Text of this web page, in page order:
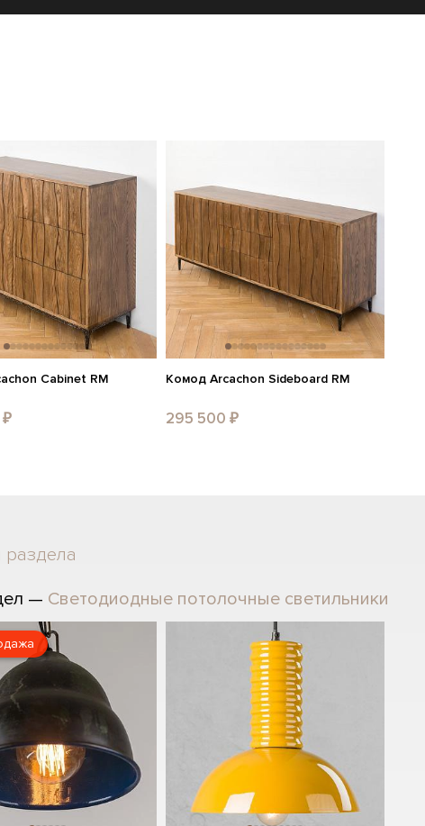
Cabinet RM Комод Arcachon Sideboard RM
295 500 ₽
раздела
— Светодиодные потолочные светильники